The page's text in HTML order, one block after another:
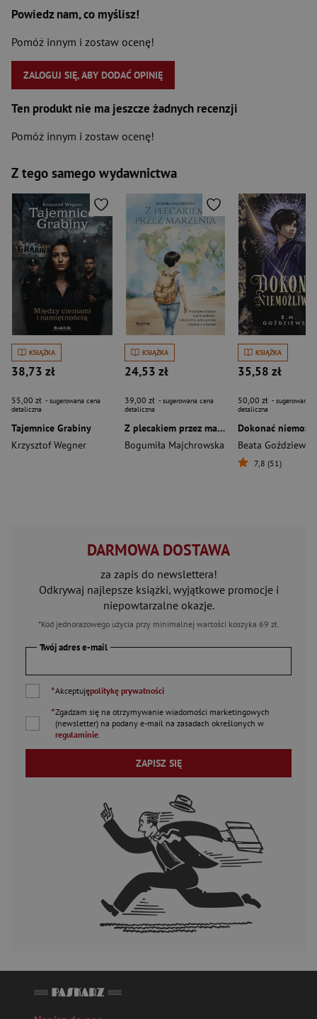
Powiedz nam, co myślisz!
Pomóż innym i zostaw ocenę!
ZALOGUJ SIĘ, ABY DODAĆ OPINIĘ
Ten produkt nie ma jeszcze żadnych recenzji
Pomóż innym i zostaw ocenę!
Z tego samego wydawnictwa
KSIĄŻKA
38,73 zł
55,00 zł - sugerowana cena
detaliczna
Tajemnice Grabiny
Krzysztof Wegner
KSIĄŻKA
24,53 zł
39,00 zł - sugerowana cena
detaliczna
Z plecakiem przez marzenia. Prawdziwe historie...
Bogumiła Majchrowska
KSIĄŻKA
35,58 zł
50,00 zł - sugerowana
detaliczna
Dokonać
Beata
7,8 (51)
DARMOWA DOSTAWA
za zapis do newslettera!
Odkrywaj najlepsze książki, wyjątkowe promocje i
niepowtarzalne okazje.
*Kod jednorazowego użycia przy minimalnej wartości koszyka 69 zł.
Twój adres e-mail
*Akceptujępolitykę prywatności
*Zgadzam się na otrzymywanie wiadomości marketingowych
(newsletter) na podany e-mail na zasadach określonych w
regulaminie.
ZAPISZ SIĘ